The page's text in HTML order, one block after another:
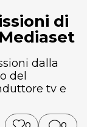
di
dalla
del
tv e